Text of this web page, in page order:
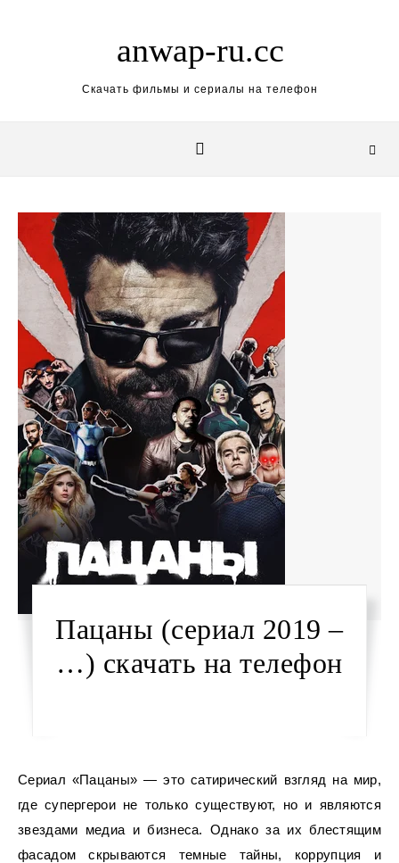
anwap-ru.cc
Скачать фильмы и сериалы на телефон
Пацаны (сериал 2019 –
…) скачать на телефон
Сериал «Пацаны» — это сатирический взгляд на мир,
где супергерои не только существуют, но и являются
звездами медиа и бизнеса. Однако за их блестящим
фасадом скрываются темные тайны, коррупция и